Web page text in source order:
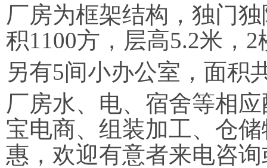
厂房为框架结构，独门
积1100方，层高5.2米，
另有5间小办公室，面积
厂房水、电、宿舍等相
宝电商、组装加工、仓
惠，欢迎有意者来电咨